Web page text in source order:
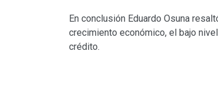
En conclusión Eduardo Osuna
crecimiento económico, el bajo
crédito.